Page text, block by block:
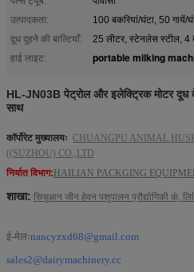
उत्पादकता:
100 बकरियां/घंटा, 50 गायें/
दूध दुहने की बाल्टियाँ:
25 लीटर, स्टेनलेस स्टील, 4
हाई लाइट:
portable milking
HL-JN03B पेट्रोल और इलेक्ट्रिक मोटर दूध
साथ
कॉर्पोरेट मुख्यालयः CHUANGPU ANIMAL
((SUZHOU) CO.,LTD
निर्यात विभाग:HAILIAN PACKGING
शाखा: सिचुआन जीन हेवन पशुपालन प्रौद्योगिकी कं,
ई-मेलःnancyzxd68@gmail.com
sales2@dairymachinery.cc